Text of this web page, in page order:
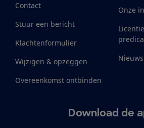
Contact
Stuur een bericht
Klachtenformulier
Wijzigen & opzeggen
Overeenkomst ontbinden
Onze
Nieuws
Download de